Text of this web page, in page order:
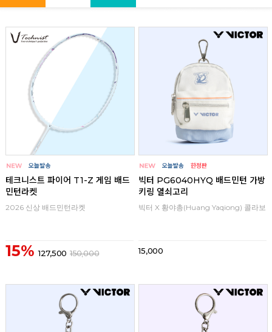
테크니스트 파이어 T1-Z 게임 배드
민턴라켓
2026 신상 배드민턴라켓
15% 127,500 150,000
빅터 PG6040HYQ 배드민턴 가방
키링 열쇠고리
빅터 X 황야총(Huang Yaqiong) 콜라보
15,000